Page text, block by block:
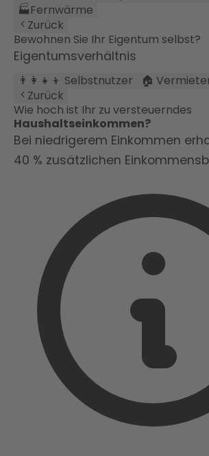
🏭Fernwärme
Zurück
Bewohnen Sie Ihr Eigentum selbst?
Eigentumsverhältnis
👨‍👩‍👧‍👦 Selbstnutzer
🏠
Zurück
Wie hoch ist Ihr zu versteuerndes
Haushaltseinkommen?
Bei niedrigerem Einkommen
40 % zusätzlichen